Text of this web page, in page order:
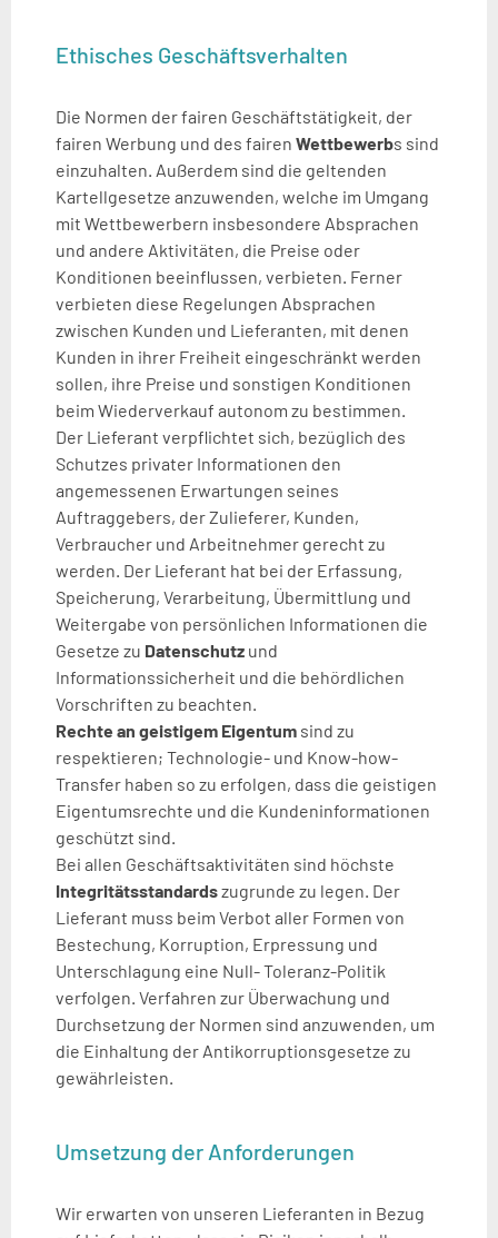
Ethisches Geschäftsverhalten
Die Normen der fairen Geschäftstätigkeit, der
fairen Werbung und des fairen Wettbewerbs sind
einzuhalten. Außerdem sind die geltenden
Kartellgesetze anzuwenden, welche im Umgang
mit Wettbewerbern insbesondere Absprachen
und andere Aktivitäten, die Preise oder
Konditionen beeinflussen, verbieten. Ferner
verbieten diese Regelungen Absprachen
zwischen Kunden und Lieferanten, mit denen
Kunden in ihrer Freiheit eingeschränkt werden
sollen, ihre Preise und sonstigen Konditionen
beim Wiederverkauf autonom zu bestimmen.
Der Lieferant verpflichtet sich, bezüglich des
Schutzes privater Informationen den
angemessenen Erwartungen seines
Auftraggebers, der Zulieferer, Kunden,
Verbraucher und Arbeitnehmer gerecht zu
werden. Der Lieferant hat bei der Erfassung,
Speicherung, Verarbeitung, Übermittlung und
Weitergabe von persönlichen Informationen die
Gesetze zu Datenschutz und
Informationssicherheit und die behördlichen
Vorschriften zu beachten.
Rechte an geistigem Eigentum sind zu
respektieren; Technologie- und Know-how-
Transfer haben so zu erfolgen, dass die geistigen
Eigentumsrechte und die Kundeninformationen
geschützt sind.
Bei allen Geschäftsaktivitäten sind höchste
Integritätsstandardszugrunde zu legen. Der
Lieferant muss beim Verbot aller Formen von
Bestechung, Korruption, Erpressung und
Unterschlagung eine Null- Toleranz-Politik
verfolgen. Verfahren zur Überwachung und
Durchsetzung der Normen sind anzuwenden, um
die Einhaltung der Antikorruptionsgesetze zu
gewährleisten.
Umsetzung der Anforderungen
Wir erwarten von unseren Lieferanten in Bezug